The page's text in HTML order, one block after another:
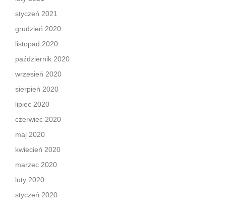
styczeń 2021
grudzień 2020
listopad 2020
październik 2020
wrzesień 2020
sierpień 2020
lipiec 2020
czerwiec 2020
maj 2020
kwiecień 2020
marzec 2020
luty 2020
styczeń 2020